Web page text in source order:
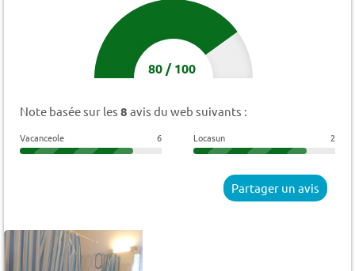
80/100
Note basée sur les 8 avis du web suivants :
Vacanceole 6 Locasun 2
Partager un avis